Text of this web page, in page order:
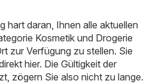
hart daran, Ihnen alle aktuellen
Kosmetik und Drogerie
zur Verfügung zu stellen. Sie
hier. Die Gültigkeit der
zögern Sie also nicht zu lange.